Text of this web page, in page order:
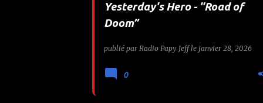
Yesterday's Hero - "Road of
Doom”
publié par Radio Papy Jeff le janvier 28, 2026
0